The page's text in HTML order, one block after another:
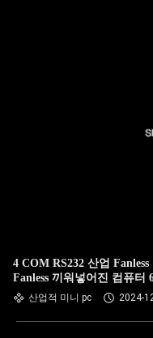
4 COM RS232 산업
Fanless 끼워넣어진 컴퓨터
산업적 미니 pc 2024-